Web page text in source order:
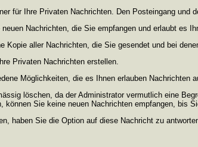
für Ihre Privaten Nachrichten. Den Posteingang und
Nachrichten, die Sie empfangen und erlaubt
Kopie aller Nachrichten, die Sie gesendet und bei
Privaten Nachrichten erstellen.
Möglichkeiten, die es Ihnen erlauben
löschen, da der Administrator vermutlich eine
können Sie keine neuen Nachrichten empfangen, bis
haben Sie die Option auf diese Nachricht zu